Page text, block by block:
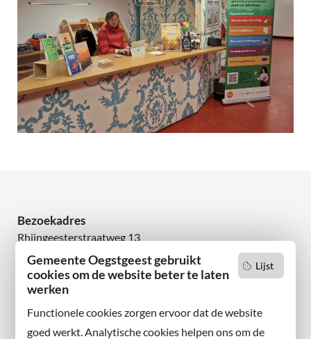
Lijst
Gemeente Oegstgeest gebruikt
cookies om de website beter te laten
werken
Functionele cookies zorgen ervoor dat de website
goed werkt. Analytische cookies helpen ons om de
Bezoekadres
Rhijngeesterstraatweg 13
2342 AN Oegstgeest
Wilt u niets missen?
en volg ons ook op sociale media.